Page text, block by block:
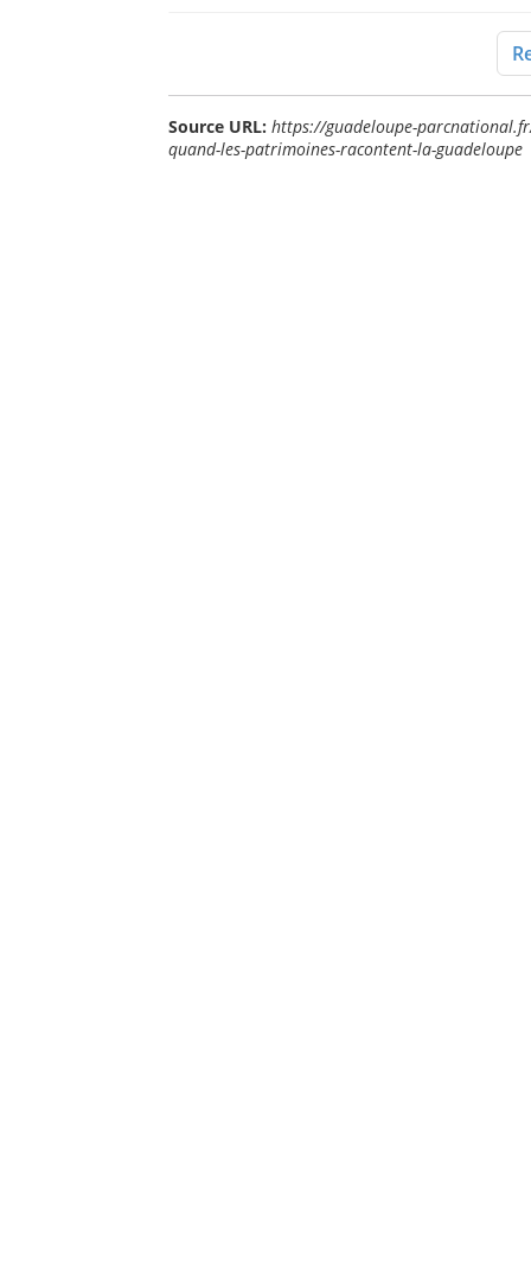
Source URL: https://guadeloupe-
quand-les-patrimoines-racontent-la-guadeloupe